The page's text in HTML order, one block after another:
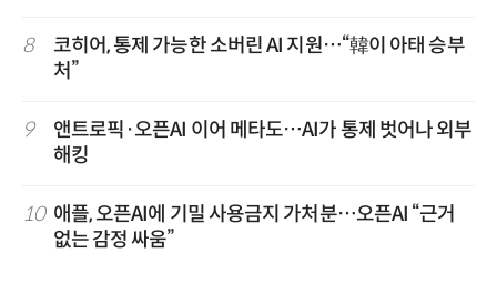
8
코히어, 통제 가능한 소버린 AI 지원…“韓이 아태 승부
처”
9
앤트로픽·오픈AI 이어 메타도…AI가 통제 벗어나 외부
해킹
10 애플, 오픈AI에 기밀 사용금지 가처분…오픈AI “근거
없는 감정 싸움”